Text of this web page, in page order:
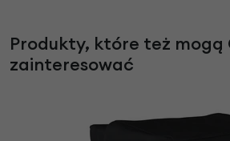
Produkty, które też mogą
zainteresować